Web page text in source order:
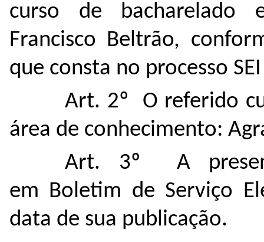
curso de
Francisco Beltrão,
que consta no processo
Art. 2º O referido
área de conhecimento:
Art. 3º A
em Boletim de Serviço
data de sua publicação.